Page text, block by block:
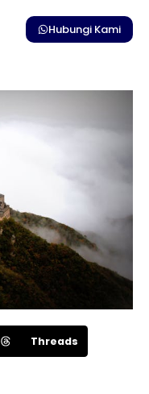
Hubungi Kami
Threads